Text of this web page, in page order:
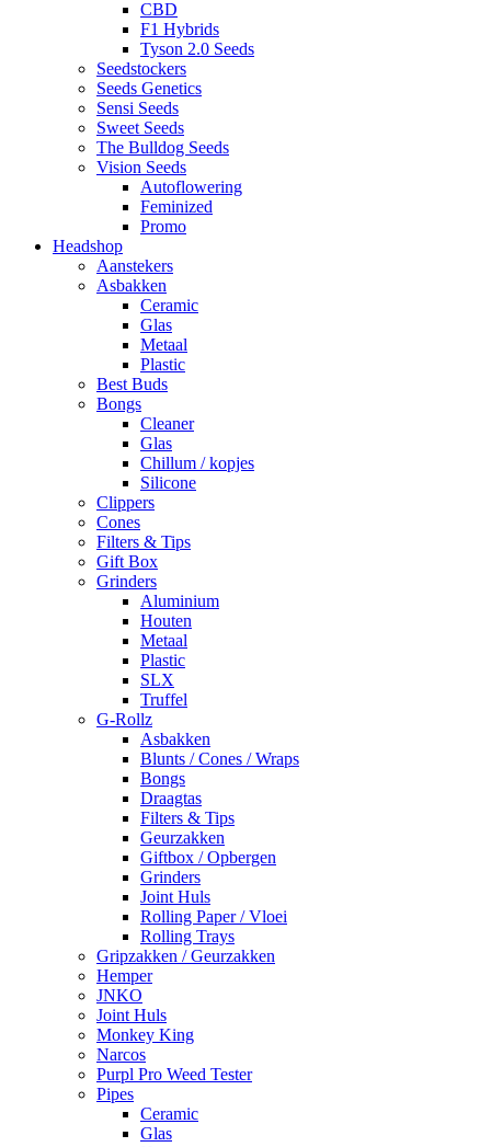
CBD
F1 Hybrids
Tyson 2.0 Seeds
Seedstockers
Seeds Genetics
Sensi Seeds
Sweet Seeds
The Bulldog Seeds
Vision Seeds
Autoflowering
Feminized
Promo
Headshop
Aanstekers
Asbakken
Ceramic
Glas
Metaal
Plastic
Best Buds
Bongs
Cleaner
Glas
Chillum / kopjes
Silicone
Clippers
Cones
Filters & Tips
Gift Box
Grinders
Aluminium
Houten
Metaal
Plastic
SLX
Truffel
G-Rollz
Asbakken
Blunts / Cones / Wraps
Bongs
Draagtas
Filters & Tips
Geurzakken
Giftbox / Opbergen
Grinders
Joint Huls
Rolling Paper / Vloei
Rolling Trays
Gripzakken / Geurzakken
Hemper
JNKO
Joint Huls
Monkey King
Narcos
Purpl Pro Weed Tester
Pipes
Ceramic
Glas